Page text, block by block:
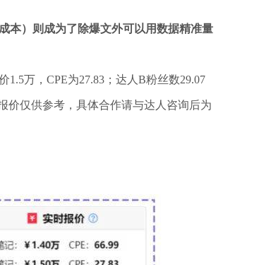
本）则成为了除爆文外可以用数据精准量
万，CPE为27.83；达人B粉丝数29.07
价仅供参考，具体合作请与达人咨询后为